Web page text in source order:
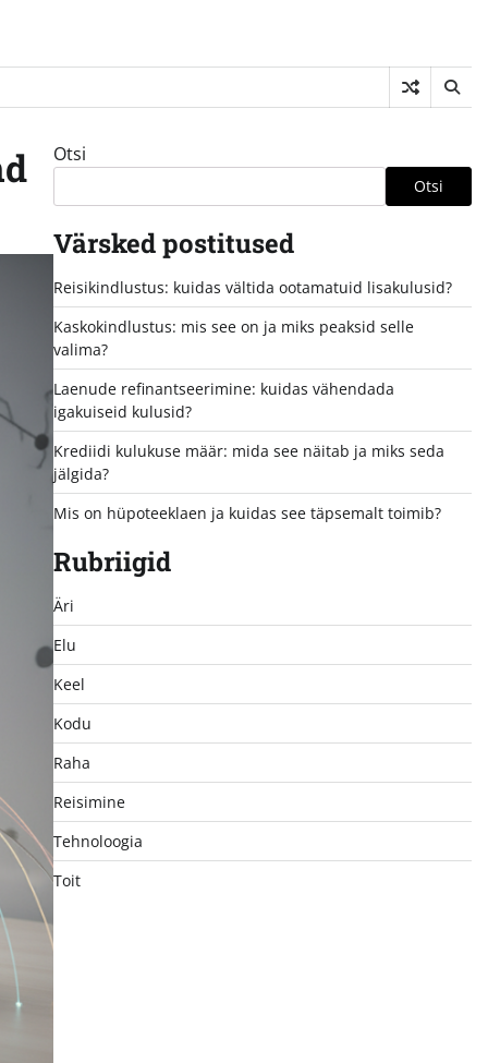
Otsi
Otsi
Värsked postitused
Reisikindlustus: kuidas vältida ootamatuid lisakulusid?
Kaskokindlustus: mis see on ja miks peaksid selle
valima?
Laenude refinantseerimine: kuidas vähendada
igakuiseid kulusid?
Krediidi kulukuse määr: mida see näitab ja miks seda
jälgida?
Mis on hüpoteeklaen ja kuidas see täpsemalt toimib?
Rubriigid
Äri
Elu
Keel
Kodu
Raha
Reisimine
Tehnoloogia
Toit